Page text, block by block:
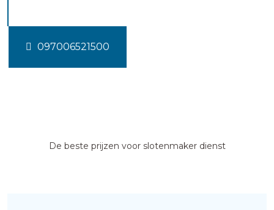
097006521500
De beste prijzen voor slotenmaker dienst